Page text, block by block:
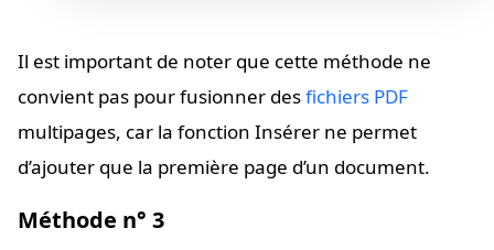
Il est important de noter que cette méthode ne
convient pas pour fusionner desfichiers PDF
multipages, car la fonction Insérer ne permet
d’ajouter que la première page d’un document.
Méthode n° 3